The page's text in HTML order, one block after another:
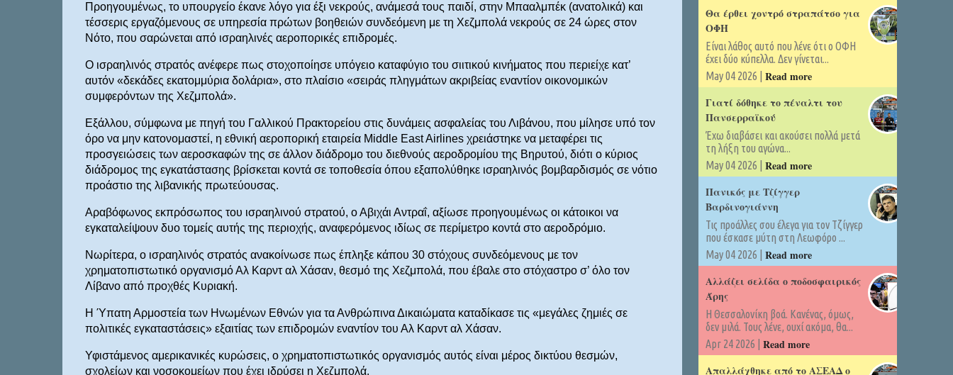
Προηγουμένως, το υπουργείο έκανε λόγο για έξι νεκρούς, ανάμεσά τους παιδί, στην Μπααλμπέκ (ανατολικά) και
τέσσερις εργαζόμενους σε υπηρεσία πρώτων βοηθειών συνδεόμενη με τη Χεζμπολά νεκρούς σε 24 ώρες στον
Νότο, που σαρώνεται από ισραηλινές αεροπορικές επιδρομές.
Ο ισραηλινός στρατός ανέφερε πως στοχοποίησε υπόγειο καταφύγιο του σιιτικού κινήματος που περιείχε κατ’
αυτόν «δεκάδες εκατομμύρια δολάρια», στο πλαίσιο «σειράς πληγμάτων ακριβείας εναντίον οικονομικών
συμφερόντων της Χεζμπολά».
Εξάλλου, σύμφωνα με πηγή του Γαλλικού Πρακτορείου στις δυνάμεις ασφαλείας του Λιβάνου, που μίλησε υπό τον
όρο να μην κατονομαστεί, η εθνική αεροπορική εταιρεία Middle East Airlines χρειάστηκε να μεταφέρει τις
προσγειώσεις των αεροσκαφών της σε άλλον διάδρομο του διεθνούς αεροδρομίου της Βηρυτού, διότι ο κύριος
διάδρομος της εγκατάστασης βρίσκεται κοντά σε τοποθεσία όπου εξαπολύθηκε ισραηλινός βομβαρδισμός σε νότιο
προάστιο της λιβανικής πρωτεύουσας.
Αραβόφωνος εκπρόσωπος του ισραηλινού στρατού, ο Αβιχάι Αντραΐ, αξίωσε προηγουμένως οι κάτοικοι να
εγκαταλείψουν δυο τομείς αυτής της περιοχής, αναφερόμενος ιδίως σε περίμετρο κοντά στο αεροδρόμιο.
Νωρίτερα, ο ισραηλινός στρατός ανακοίνωσε πως έπληξε κάπου 30 στόχους συνδεόμενους με τον
χρηματοπιστωτικό οργανισμό Αλ Καρντ αλ Χάσαν, θεσμό της Χεζμπολά, που έβαλε στο στόχαστρο σ’ όλο τον
Λίβανο από προχθές Κυριακή.
Η Ύπατη Αρμοστεία των Ηνωμένων Εθνών για τα Ανθρώπινα Δικαιώματα καταδίκασε τις «μεγάλες ζημιές σε
πολιτικές εγκαταστάσεις» εξαιτίας των επιδρομών εναντίον του Αλ Καρντ αλ Χάσαν.
Υφιστάμενος αμερικανικές κυρώσεις, ο χρηματοπιστωτικός οργανισμός αυτός είναι μέρος δικτύου θεσμών,
σχολείων και νοσοκομείων που έχει ιδρύσει η Χεζμπολά.
Θα έρθει χοντρό στραπάτσο για
ΟΦΗ
Είναι λάθος αυτό που λένε ότι ο ΟΦΗ
έχει δύο κύπελλα. Δεν γίνεται...
May 04 2026 | Read more
Γιατί δόθηκε το πέναλτι του
Πανσερραϊκού
Έχω διαβάσει και ακούσει πολλά μετά
τη λήξη του αγώνα...
May 04 2026 | Read more
Πανικός με Τζίγγερ
Βαρδινογιάννη
Τις προάλλες σου έλεγα για τον Τζίγγερ
που έσκασε μύτη στη Λεωφόρο ...
May 04 2026 | Read more
Αλλάζει σελίδα ο ποδοσφαιρικός
Άρης
Η Θεσσαλονίκη βοά. Κανένας, όμως,
δεν μιλά. Τους λένε, ουχί ακόμα, θα...
Apr 24 2026 | Read more
Απαλλάχθηκε από το ΑΣΕΑΔ ο